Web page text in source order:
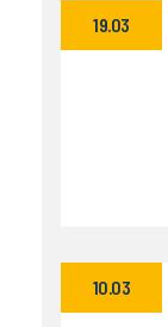
19.03
10.03